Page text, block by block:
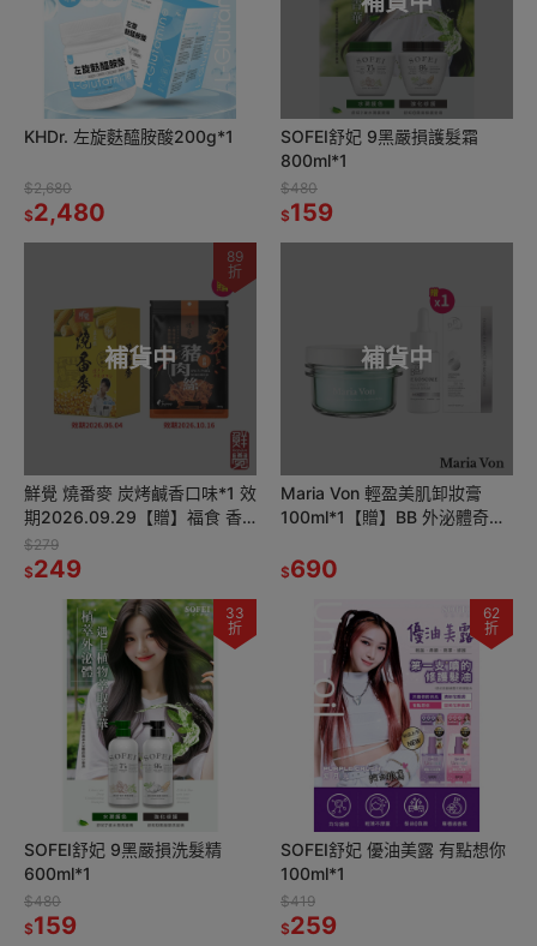
KHDr. 左旋麩醯胺酸200g*1
$2,680
$2,480
SOFEI舒妃 9黑嚴損護髮霜
800ml*1
$480
$159
補貨中
89
折
鮮覺 燒番麥 炭烤鹹香口味*1 效
期2026.09.29【贈】福食 香
辣豬肉絲*1 效期2026.10.16
$279
$249
補貨中
Maria Von 輕盈美肌卸妝膏
100ml*1【贈】BB 外泌體奇蹟
$690
33
折
SOFEI舒妃 9黑嚴損洗髮精
600ml*1
$480
$159
62
折
SOFEI舒妃 優油美露 有點想你
100ml*1
$419
$259